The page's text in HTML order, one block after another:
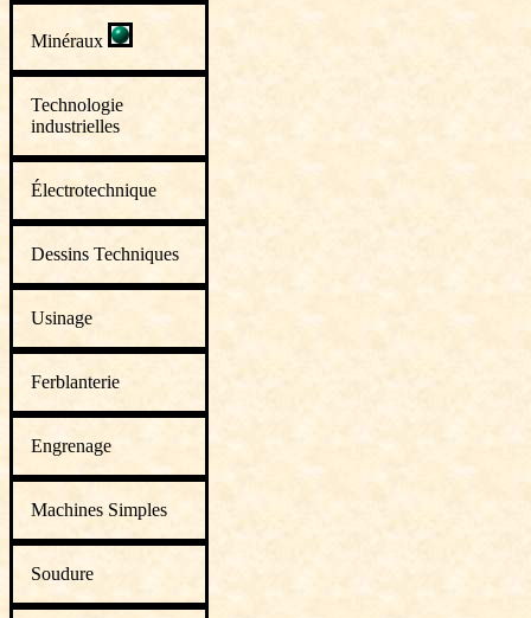
Minéraux
Technologie
industrielles
Électrotechnique
Dessins Techniques
Usinage
Ferblanterie
Engrenage
Machines Simples
Soudure